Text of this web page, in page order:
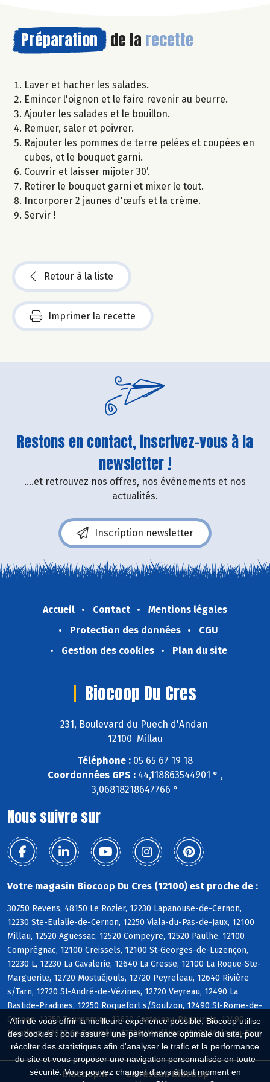
Afin de vous offrir la meilleure expérience possible, Biocoop utilise
des cookies : pour assurer une performance optimale du site, pour
récolter des statistiques afin d'analyser le trafic et la performance
du site et vous proposer une navigation personnalisée en toute
sécurité. Vous pouvez changer d'avis à tout moment en
Préparation de la recette
Laver et hacher les salades.
Emincer l'oignon et le faire revenir au beurre.
Ajouter les salades et le bouillon.
Remuer, saler et poivrer.
Rajouter les pommes de terre pelées et coupées en
cubes, et le bouquet garni.
Couvrir et laisser mijoter 30’.
Retirer le bouquet garni et mixer le tout.
Incorporer 2 jaunes d'œufs et la crème.
Servir !
Retour à la liste
Imprimer la recette
Restons en contact, inscrivez-vous à la
newsletter !
....et retrouvez nos offres, nos événements et nos
actualités.
Inscription newsletter
Accueil Contact
Mentions légales
Protection des données
CGU
Gestion des cookies
Plan du site
Biocoop Du Cres
231, Boulevard du Puech d'Andan
12100 Millau
Téléphone : 05 65 67 19 18
Coordonnées GPS :44,118863544901 ° ,
3,06818218647766 °
Nous suivre sur
Votre magasin Biocoop Du Cres (12100) est proche de :
30750 Revens, 48150 Le Rozier, 12230 Lapanouse-de-Cernon,
12230 Ste-Eulalie-de-Cernon, 12250 Viala-du-Pas-de-Jaux, 12100
Millau, 12520 Aguessac, 12520 Compeyre, 12520 Paulhe, 12100
Comprégnac, 12100 Creissels, 12100 St-Georges-de-Luzençon,
12230 L, 12230 La Cavalerie, 12640 La Cresse, 12100 La Roque-Ste-
Marguerite, 12720 Mostuéjouls, 12720 Peyreleau, 12640 Rivière
s/Tarn, 12720 St-André-de-Vézines, 12720 Veyreau, 12490 La
Bastide-Pradines, 12250 Roquefort s/Soulzon, 12490 St-Rome-de-
Cernon, 12250 Tournemire, 12620 Castelnau-Pégayrols, 12490
Montjaux, 12620 St-Beauzély, 12520 Verrières, 12490 Viala-du-Tarn
Biocoop.fr Le réseau Biocoop